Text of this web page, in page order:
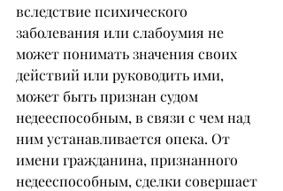
вследствие психического
заболевания или слабоумия не
может понимать значения своих
действий или руководить ими,
может быть признан судом
недееспособным, в связи с чем над
ним устанавливается опека. От
имени гражданина, признанного
недееспособным, сделки совершает